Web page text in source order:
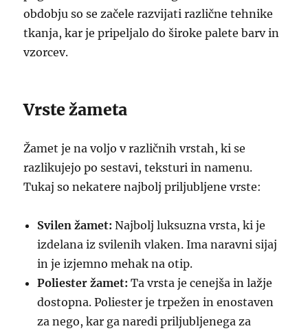
obdobju so se začele razvijati različne tehnike
tkanja, kar je pripeljalo do široke palete barv in
vzorcev.
Vrste žameta
Žamet je na voljo v različnih vrstah, ki se
razlikujejo po sestavi, teksturi in namenu.
Tukaj so nekatere najbolj priljubljene vrste:
Svilen žamet: Najbolj luksuzna vrsta, ki je
izdelana iz svilenih vlaken. Ima naravni sijaj
in je izjemno mehak na otip.
Poliester žamet: Ta vrsta je cenejša in lažje
dostopna. Poliester je trpežen in enostaven
za nego, kar ga naredi priljubljenega za